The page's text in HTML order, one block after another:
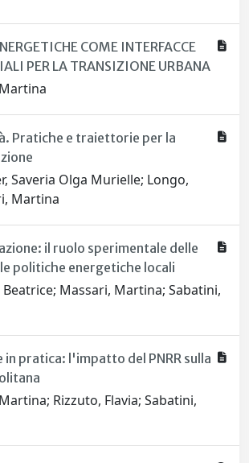
COME INTERFACCE
PER LA TRANSIZIONE URBANA
Pratiche e traiettorie per la
Saveria Olga Murielle; Longo,
Martina
il ruolo sperimentale delle
politiche energetiche locali
Beatrice; Massari, Martina; Sabatini,
in pratica: l'impatto del PNRR sulla
Rizzuto, Flavia; Sabatini,